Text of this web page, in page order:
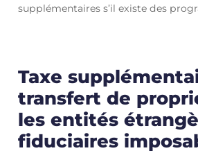
supplémentaires s’il existe des
Taxe
transfert de
les entités
fiduciaires